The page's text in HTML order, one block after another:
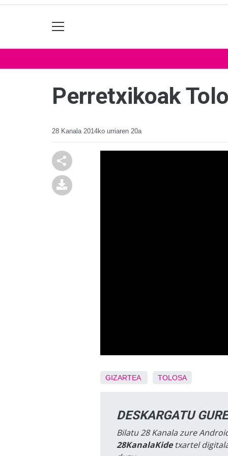
Perretxikoak
28 Kanala 2014ko urriaren 20a
GIZARTEA TOLOSA
DESKARGATU
Bilatu 28 Kanala zure
28KanalaKidetxartel